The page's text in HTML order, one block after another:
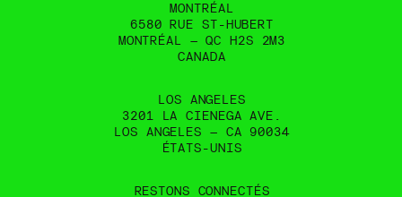
MONTRÉAL
6580 RUE ST-HUBERT
MONTRÉAL — QC H2S 2M3
CANADA
LOS ANGELES
3201 LA CIENEGA AVE.
LOS ANGELES — CA 90034
ÉTATS-UNIS
RESTONS CONNECTÉS